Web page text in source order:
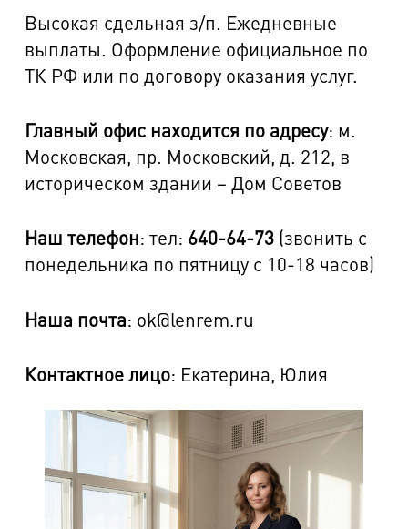
Высокая сдельная з/п. Ежедневные
выплаты. Оформление официальное по
ТК РФ или по договору оказания услуг.
Главный офис находится по адресу: м.
Московская, пр. Московский, д. 212, в
историческом здании – Дом Советов
Наш телефон: тел: 640-64-73(звонить с
понедельника по пятницу с 10-18 часов)
Наша почта: ok@lenrem.ru
Контактное лицо: Екатерина, Юлия